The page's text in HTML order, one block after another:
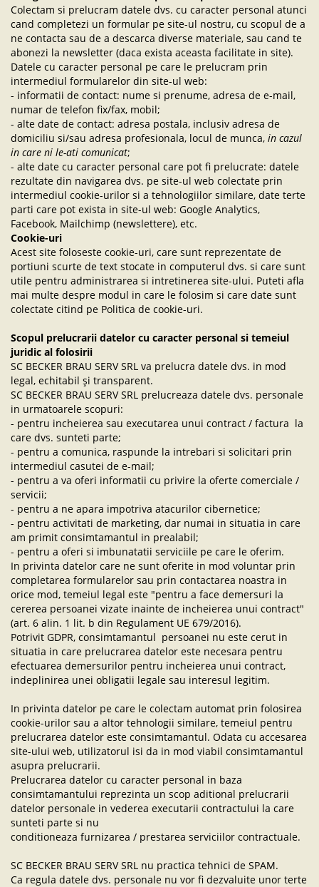
Colectam si prelucram datele dvs. cu caracter personal atunci
cand completezi un formular pe site-ul nostru, cu scopul de a
ne contacta sau de a descarca diverse materiale, sau cand te
abonezi la newsletter (daca exista aceasta facilitate in site).
Datele cu caracter personal pe care le prelucram prin
intermediul formularelor din site-ul web:
- informatii de contact: nume si prenume, adresa de e-mail,
numar de telefon fix/fax, mobil;
- alte date de contact: adresa postala, inclusiv adresa de
domiciliu si/sau adresa profesionala, locul de munca, in cazul
in care ni le-ati comunicat;
- alte date cu caracter personal care pot fi prelucrate: datele
rezultate din navigarea dvs. pe site-ul web colectate prin
intermediul cookie-urilor si a tehnologiilor similare, date terte
parti care pot exista in site-ul web: Google Analytics,
Facebook, Mailchimp (newslettere), etc.
Cookie-uri
Acest site foloseste cookie-uri, care sunt reprezentate de
portiuni scurte de text stocate in computerul dvs. si care sunt
utile pentru administrarea si intretinerea site-ului. Puteti afla
mai multe despre modul in care le folosim si care date sunt
colectate citind pe Politica de cookie-uri.
Scopul prelucrarii datelor cu caracter personal si temeiul
juridic al folosirii
SC BECKER BRAU SERV SRL va prelucra datele dvs. in mod
legal, echitabil și transparent.
SC BECKER BRAU SERV SRL prelucreaza datele dvs. personale
in urmatoarele scopuri:
- pentru incheierea sau executarea unui contract / factura la
care dvs. sunteti parte;
- pentru a comunica, raspunde la intrebari si solicitari prin
intermediul casutei de e-mail;
- pentru a va oferi informatii cu privire la oferte comerciale /
servicii;
- pentru a ne apara impotriva atacurilor cibernetice;
- pentru activitati de marketing, dar numai in situatia in care
am primit consimtamantul in prealabil;
- pentru a oferi si imbunatatii serviciile pe care le oferim.
In privinta datelor care ne sunt oferite in mod voluntar prin
completarea formularelor sau prin contactarea noastra in
orice mod, temeiul legal este "pentru a face demersuri la
cererea persoanei vizate inainte de incheierea unui contract"
(art. 6 alin. 1 lit. b din Regulament UE 679/2016).
Potrivit GDPR, consimtamantul persoanei nu este cerut in
situatia in care prelucrarea datelor este necesara pentru
efectuarea demersurilor pentru incheierea unui contract,
indeplinirea unei obligatii legale sau interesul legitim.
In privinta datelor pe care le colectam automat prin folosirea
cookie-urilor sau a altor tehnologii similare, temeiul pentru
prelucrarea datelor este consimtamantul. Odata cu accesarea
site-ului web, utilizatorul isi da in mod viabil consimtamantul
asupra prelucrarii.
Prelucrarea datelor cu caracter personal in baza
consimtamantului reprezinta un scop aditional prelucrarii
datelor personale in vederea executarii contractului la care
sunteti parte si nu
conditioneaza furnizarea / prestarea serviciilor contractuale.
SC BECKER BRAU SERV SRL nu practica tehnici de SPAM.
Ca regula datele dvs. personale nu vor fi dezvaluite unor terte